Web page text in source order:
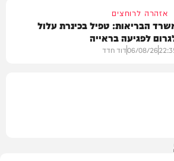
אזהרה לרוחצים
הבריאות: טפיל בכינרת עלול
לפגיעה בראייה
06/08/26דוד חדד